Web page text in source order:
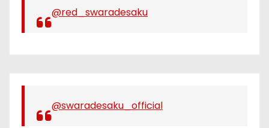
@red_swaradesaku
@swaradesaku_official